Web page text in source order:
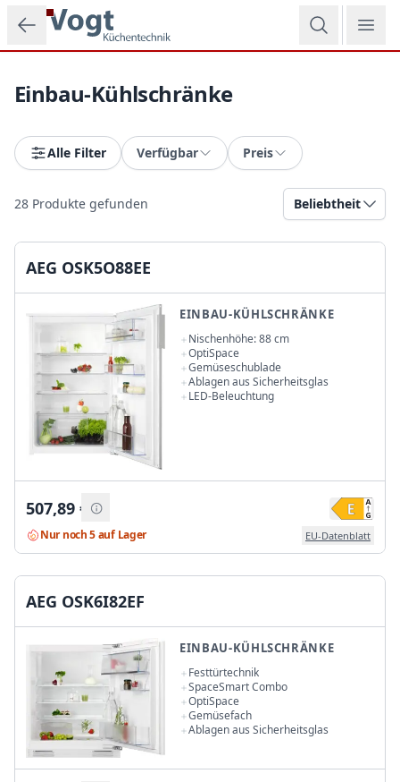
Zum Hauptinhalt springen
Einbau-Kühlschränke
Alle Filter Verfügbar Preis
28 Produkte gefunden Beliebtheit
AEG OSK5O88EE
EINBAU-KÜHLSCHRÄNKE
Nischenhöhe: 88 cm
OptiSpace
Gemüseschublade
Ablagen aus Sicherheitsglas
LED-Beleuchtung
507,89 €
Nur noch 5 auf Lager EU-Datenblatt
AEG OSK6I82EF
EINBAU-KÜHLSCHRÄNKE
Festtürtechnik
SpaceSmart Combo
OptiSpace
Gemüsefach
Ablagen aus Sicherheitsglas